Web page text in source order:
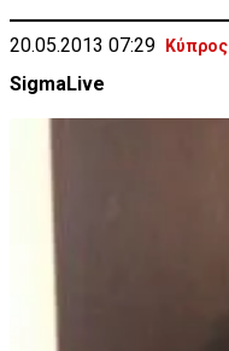
20.05.2013 07:29 Κύπρος
SigmaLive